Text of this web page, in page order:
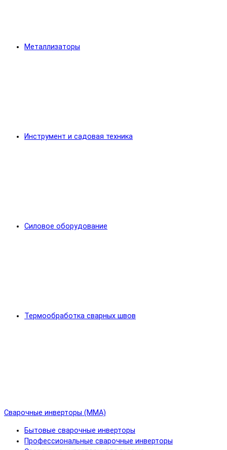
Металлизаторы
Инструмент и садовая техника
Силовое оборудование
Термообработка сварных швов
Сварочные инверторы (MMA)
Бытовые сварочные инверторы
Профессиональные сварочные инверторы